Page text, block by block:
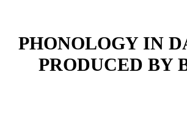
PHONOLOGY IN
PRODUCED BY